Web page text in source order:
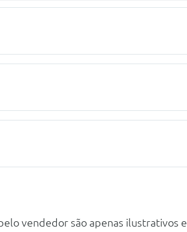
vendedor são apenas ilustrativos